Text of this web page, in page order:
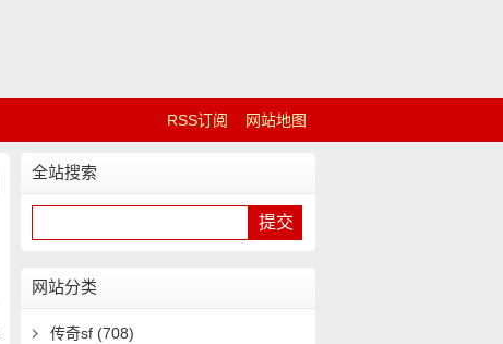
RSS订阅 网站地图
全站搜索
网站分类
传奇sf (708)